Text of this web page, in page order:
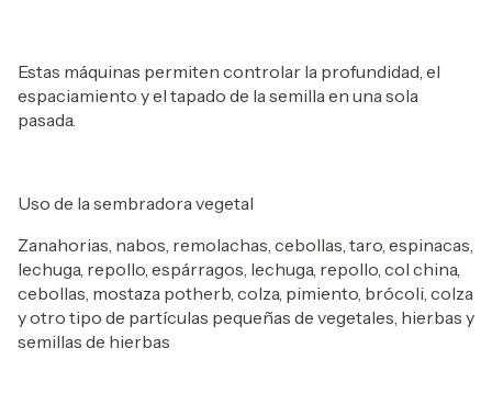
Estas máquinas permiten controlar la profundidad, el
espaciamiento y el tapado de la semilla en una sola
pasada.
Uso de la sembradora vegetal
Zanahorias, nabos, remolachas, cebollas, taro, espinacas,
lechuga, repollo, espárragos, lechuga, repollo, col china,
cebollas, mostaza potherb, colza, pimiento, brócoli, colza
y otro tipo de partículas pequeñas de vegetales, hierbas y
semillas de hierbas